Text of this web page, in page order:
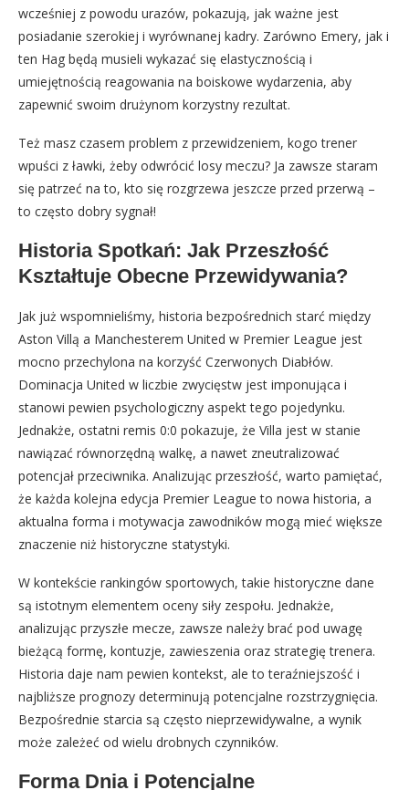
wcześniej z powodu urazów, pokazują, jak ważne jest
posiadanie szerokiej i wyrównanej kadry. Zarówno Emery, jak i
ten Hag będą musieli wykazać się elastycznością i
umiejętnością reagowania na boiskowe wydarzenia, aby
zapewnić swoim drużynom korzystny rezultat.
Też masz czasem problem z przewidzeniem, kogo trener
wpuści z ławki, żeby odwrócić losy meczu? Ja zawsze staram
się patrzeć na to, kto się rozgrzewa jeszcze przed przerwą –
to często dobry sygnał!
Historia Spotkań: Jak Przeszłość
Kształtuje Obecne Przewidywania?
Jak już wspomnieliśmy, historia bezpośrednich starć między
Aston Villą a Manchesterem United w Premier League jest
mocno przechylona na korzyść Czerwonych Diabłów.
Dominacja United w liczbie zwycięstw jest imponująca i
stanowi pewien psychologiczny aspekt tego pojedynku.
Jednakże, ostatni remis 0:0 pokazuje, że Villa jest w stanie
nawiązać równorzędną walkę, a nawet zneutralizować
potencjał przeciwnika. Analizując przeszłość, warto pamiętać,
że każda kolejna edycja Premier League to nowa historia, a
aktualna forma i motywacja zawodników mogą mieć większe
znaczenie niż historyczne statystyki.
W kontekście rankingów sportowych, takie historyczne dane
są istotnym elementem oceny siły zespołu. Jednakże,
analizując przyszłe mecze, zawsze należy brać pod uwagę
bieżącą formę, kontuzje, zawieszenia oraz strategię trenera.
Historia daje nam pewien kontekst, ale to teraźniejszość i
najbliższe prognozy determinują potencjalne rozstrzygnięcia.
Bezpośrednie starcia są często nieprzewidywalne, a wynik
może zależeć od wielu drobnych czynników.
Forma Dnia i Potencjalne